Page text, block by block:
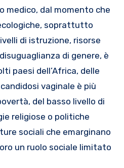
medico, dal momento che
soprattutto
di istruzione, risorse
di genere, è
paesi dell’Africa, delle
vaginale è più
del basso livello di
religiose o politiche
sociali che emarginano
un ruolo sociale limitato